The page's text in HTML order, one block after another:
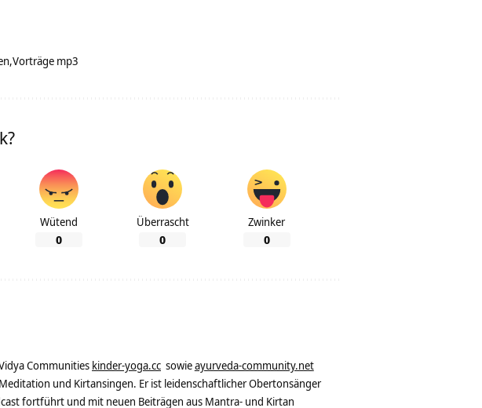
Vorträge mp3
Wütend
0
Überrascht
0
Zwinker
0
Communities kinder-yoga.cc sowieayurveda-community.net
und Kirtansingen. Er ist leidenschaftlicher Obertonsänger
fortführt und mit neuen Beiträgen aus Mantra- und Kirtan